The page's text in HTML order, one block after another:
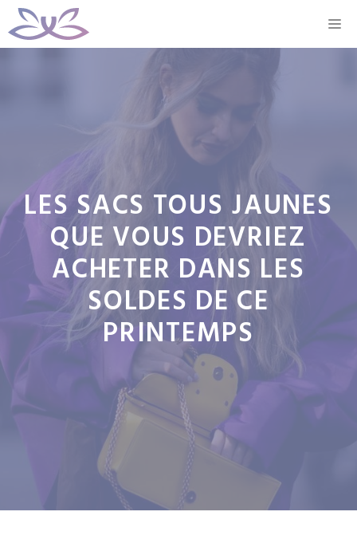
Aller
au
LES SACS TOUS JAUNES
QUE VOUS DEVRIEZ
ACHETER DANS LES
SOLDES DE CE
PRINTEMPS